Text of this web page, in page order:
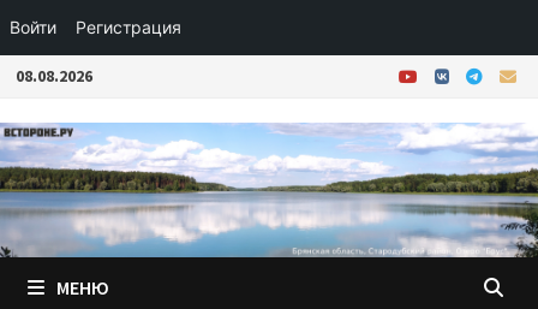
Войти Регистрация
Перейти
содержимому
08.08.2026
МЕНЮ